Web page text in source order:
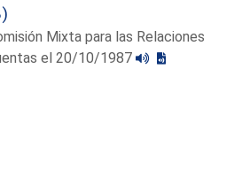
Mixta para las Relaciones
el 20/10/1987